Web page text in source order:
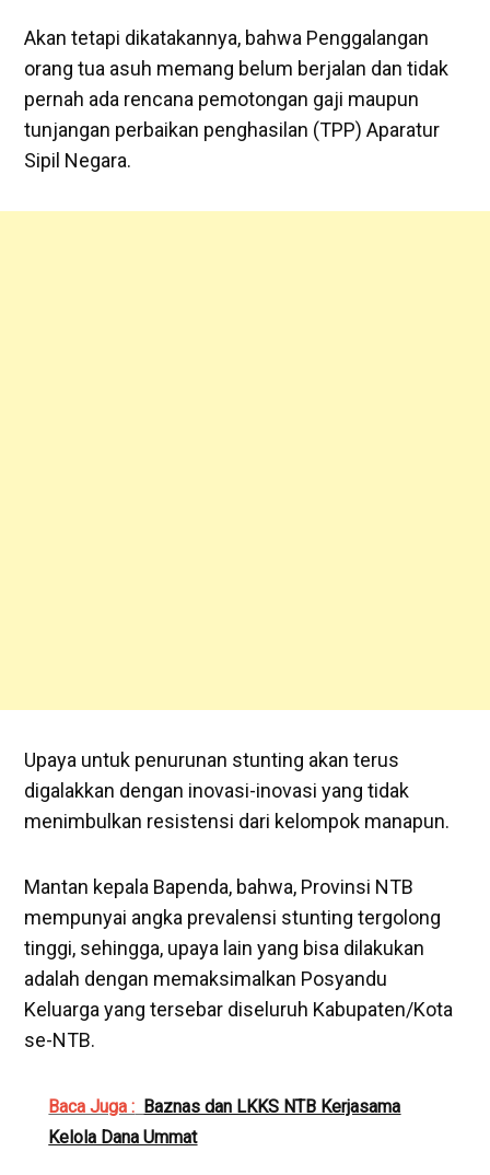
Akan tetapi dikatakannya, bahwa Penggalangan
orang tua asuh memang belum berjalan dan tidak
pernah ada rencana pemotongan gaji maupun
tunjangan perbaikan penghasilan (TPP) Aparatur
Sipil Negara.
Upaya untuk penurunan stunting akan terus
digalakkan dengan inovasi-inovasi yang tidak
menimbulkan resistensi dari kelompok manapun.
Mantan kepala Bapenda, bahwa, Provinsi NTB
mempunyai angka prevalensi stunting tergolong
tinggi, sehingga, upaya lain yang bisa dilakukan
adalah dengan memaksimalkan Posyandu
Keluarga yang tersebar diseluruh Kabupaten/Kota
se-NTB.
Baca Juga : Baznas dan LKKS NTB Kerjasama
Kelola Dana Ummat